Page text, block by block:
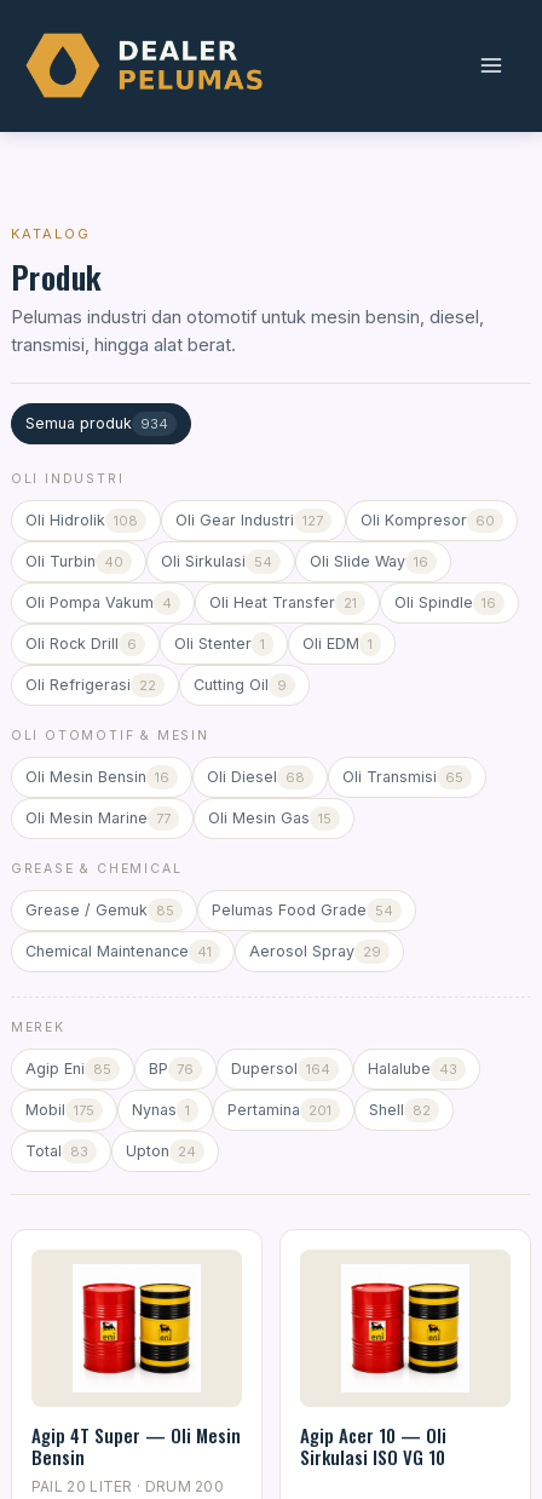
content
KATALOG
Produk
Pelumas industri dan otomotif untuk mesin bensin, diesel,
transmisi, hingga alat berat.
Semua produk 934
OLI INDUSTRI
Oli Hidrolik 108 Oli Gear Industri 127 Oli Kompresor 60
Oli Turbin 40 Oli Sirkulasi 54 Oli Slide Way 16
Oli Pompa Vakum 4 Oli Heat Transfer 21 Oli Spindle 16
Oli Rock Drill 6 Oli Stenter 1 Oli EDM 1
Oli Refrigerasi 22 Cutting Oil 9
OLI OTOMOTIF & MESIN
Oli Mesin Bensin 16 Oli Diesel 68 Oli Transmisi 65
Oli Mesin Marine 77 Oli Mesin Gas 15
GREASE & CHEMICAL
Grease / Gemuk 85 Pelumas Food Grade 54
Chemical Maintenance 41 Aerosol Spray 29
MEREK
Agip Eni 85 BP 76 Dupersol 164 Halalube 43
Mobil 175 Nynas 1 Pertamina 201 Shell 82
Total 83 Upton 24
Agip 4T Super — Oli Mesin
Bensin
PAIL 20 LITER · DRUM 200
Agip Acer 10 — Oli
Sirkulasi ISO VG 10